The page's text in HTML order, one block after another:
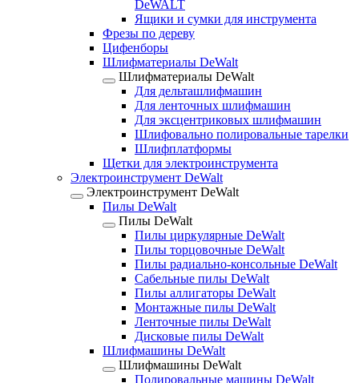
DeWALT
Ящики и сумки для инструмента
Фрезы по дереву
Цифенборы
Шлифматериалы DeWalt
Шлифматериалы DeWalt
Для дельташлифмашин
Для ленточных шлифмашин
Для эксцентриковых шлифмашин
Шлифовально полировальные тарелки
Шлифплатформы
Щетки для электроинструмента
Электроинструмент DeWalt
Электроинструмент DeWalt
Пилы DeWalt
Пилы DeWalt
Пилы циркулярные DeWalt
Пилы торцовочные DeWalt
Пилы радиально-консольные DeWalt
Сабельные пилы DeWalt
Пилы аллигаторы DeWalt
Монтажные пилы DeWalt
Ленточные пилы DeWalt
Дисковые пилы DeWalt
Шлифмашины DeWalt
Шлифмашины DeWalt
Полировальные машины DeWalt